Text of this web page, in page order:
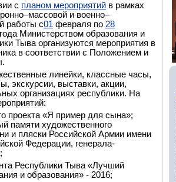
с планом мероприятий в рамках
и военно–
работы с01 февраля по 28
Министерством образования и
Тыва организуются мероприятия в
в соответствии с Положением и
линейки, классные часы,
экскурсии, выставки, акции,
организациях республики. На
проекта «Я пример для сына»;
памяти художественного
и пляски Российской Армии имени
Федерации, генерала-
Республики Тыва «Лучший
и образования» - 2016;